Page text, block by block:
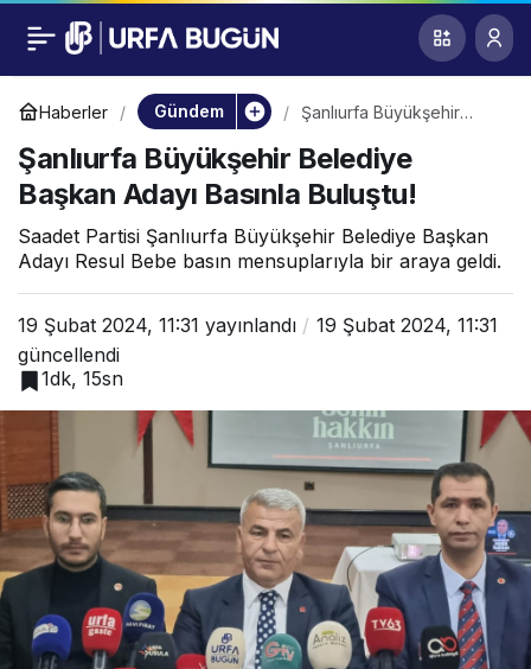
Haberler Gündem
Şanlıurfa Büyükşehir
Basınla Buluştu!
Şanlıurfa Büyükşehir Belediye
Başkan Adayı Basınla Buluştu!
Saadet Partisi Şanlıurfa Büyükşehir Belediye Başkan
Adayı Resul Bebe basın mensuplarıyla bir araya geldi.
19 Şubat 2024, 11:31 yayınlandı
19 Şubat 2024, 11:31
güncellendi
1dk, 15sn
Şanlıurfa Büyükşehir
Belediye Başkan
Adayı Basınla
Buluştu!
0